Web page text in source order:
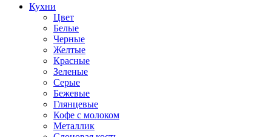
Кухни
Цвет
Белые
Черные
Желтые
Красные
Зеленые
Серые
Бежевые
Глянцевые
Кофе с молоком
Металлик